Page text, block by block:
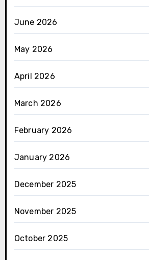
June 2026
May 2026
April 2026
March 2026
February 2026
January 2026
December 2025
November 2025
October 2025